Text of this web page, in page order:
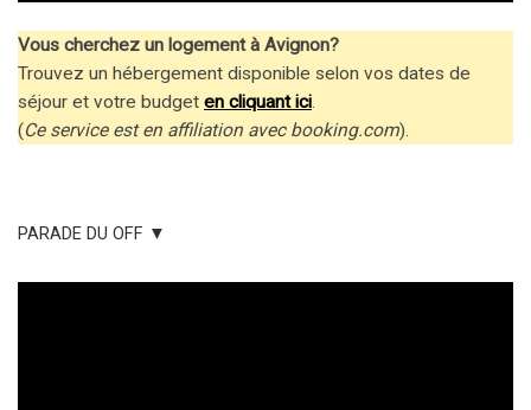
Vous cherchez un logement à Avignon?
Trouvez un hébergement disponible selon vos dates de
séjour et votre budget en cliquant ici.
(Ce service est en affiliation avec booking.com).
PARADE DU OFF ▼